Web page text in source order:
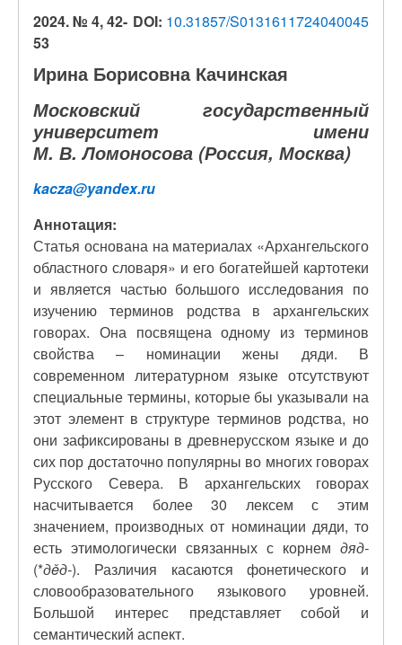
DOI: 10.31857/S0131611724040045
2024. № 4, 42-
53
Ирина Борисовна Качинская
Московский государственный
университет имени
М. В. Ломоносова (Россия, Москва)
kacza@yandex.ru
Аннотация:
Статья основана на материалах «Архангельского
областного словаря» и его богатейшей картотеки
и является частью большого исследования по
изучению терминов родства в архангельских
говорах. Она посвящена одному из терминов
свойства – номинации жены дяди. В
современном литературном языке отсутствуют
специальные термины, которые бы указывали на
этот элемент в структуре терминов родства, но
они зафиксированы в древнерусском языке и до
сих пор достаточно популярны во многих говорах
Русского Севера. В архангельских говорах
насчитывается более 30 лексем с этим
значением, производных от номинации дяди, то
есть этимологически связанных с корнем дяд-
(*дěд-). Различия касаются фонетического и
словообразовательного языкового уровней.
Большой интерес представляет собой и
семантический аспект.